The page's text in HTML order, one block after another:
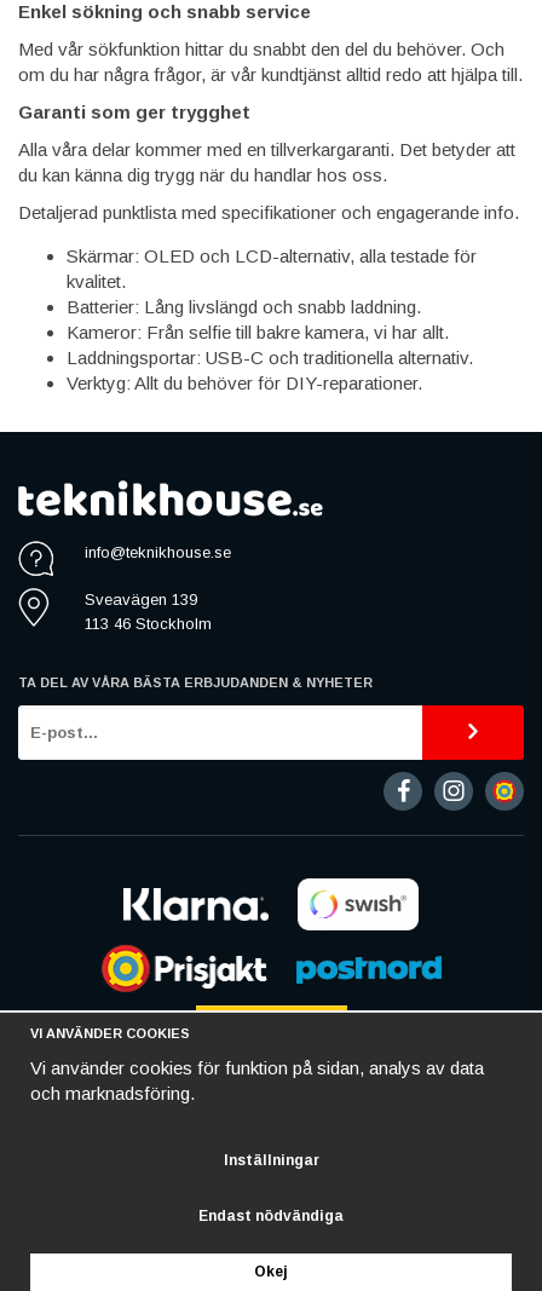
Enkel sökning och snabb service
Med vår sökfunktion hittar du snabbt den del du behöver. Och
om du har några frågor, är vår kundtjänst alltid redo att hjälpa till.
Garanti som ger trygghet
Alla våra delar kommer med en tillverkargaranti. Det betyder att
du kan känna dig trygg när du handlar hos oss.
Detaljerad punktlista med specifikationer och engagerande info.
Skärmar: OLED och LCD-alternativ, alla testade för
kvalitet.
Batterier: Lång livslängd och snabb laddning.
Kameror: Från selfie till bakre kamera, vi har allt.
Laddningsportar: USB-C och traditionella alternativ.
Verktyg: Allt du behöver för DIY-reparationer.
info@teknikhouse.se
Sveavägen 139
113 46 Stockholm
TA DEL AV VÅRA BÄSTA ERBJUDANDEN & NYHETER
VI ANVÄNDER COOKIES
Vi använder cookies för funktion på sidan, analys av data
och marknadsföring.
Inställningar
Endast nödvändiga
Okej